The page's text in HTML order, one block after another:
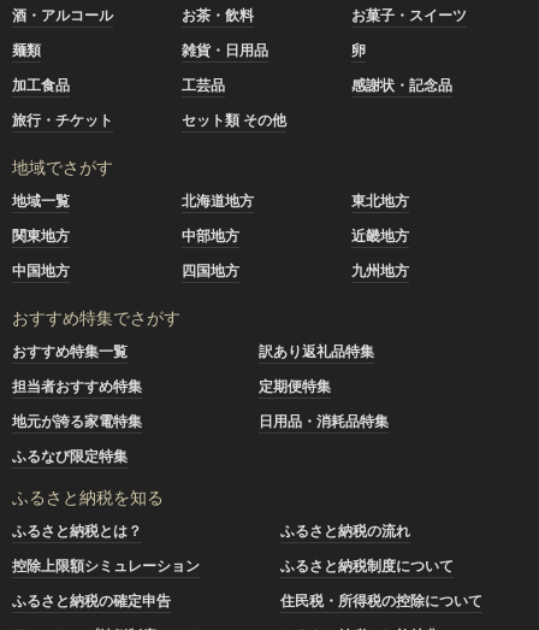
酒・アルコール
お茶・飲料
お菓子・スイーツ
麺類
雑貨・日用品
卵
加工食品
工芸品
感謝状・記念品
旅行・チケット
セット類 その他
地域でさがす
地域一覧 北海道地方
東北地方
関東地方
中部地方
近畿地方
中国地方
四国地方 九州地方
おすすめ特集でさがす
おすすめ特集一覧
訳あり返礼品特集
担当者おすすめ特集
定期便特集
地元が誇る家電特集
日用品・消耗品特集
ふるなび限定特集
ふるさと納税を知る
ふるさと納税とは？
ふるさと納税の流れ
控除上限額シミュレーション
ふるさと納税制度について
ふるさと納税の確定申告
住民税・所得税の控除について